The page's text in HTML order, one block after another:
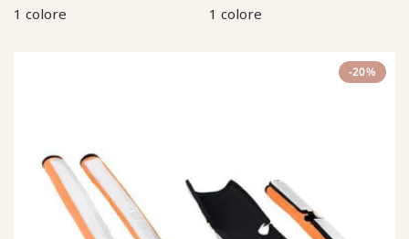
1 colore
1 colore
-20%